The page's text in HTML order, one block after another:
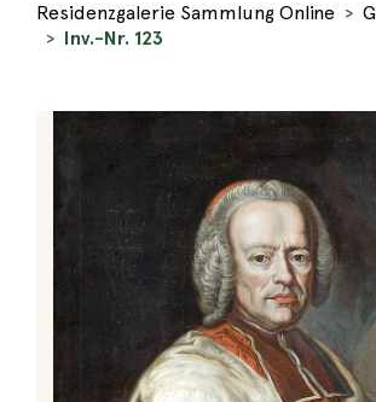
Residenzgalerie Sammlung Online
Inv.-Nr. 123